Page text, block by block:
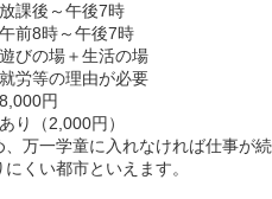
放課後～午後7時
午前8時～午後7時
遊びの場＋生活の場
就労等の理由が必要
8,000円
あり（2,000円）
万一学童に入れなければ仕事が続
くい都市といえます。